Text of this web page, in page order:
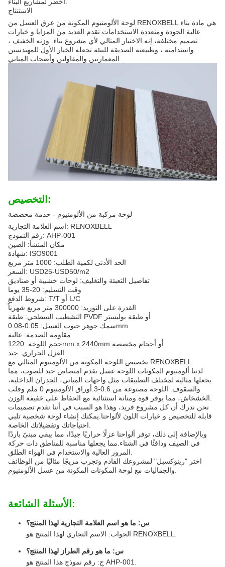
الاستنتاج
لوحة الألومنيوم المكونة من عرق العسل من RENOXBELL هي مادة بناء
عالية الجودة ومتعددة الاستخدامات تقدم العديد من المزايا.و خيارات
تصميم مختلفة، إنه الاختيار المثالي لأي مشروع بناء. وزنه الخفيف ،
واستدامته ، وطبيعته الصديقة للبيئة تجعله الخيار الأول للمهندسين
التخصيص:
لوحة مركبة من الألومنيوم - خدمة مخصصة
اسم العلامة التجارية: RENOXBELL
رقم النموذج: AHP-001
مكان المنشأ: الصين
شهادة: ISO9001
الحد الأدنى لكمية الطلب: 1000 متر مربع
السعر: USD25-USD50/m2
تفاصيل التعبئة والتغليف: لوحات خشبية أو صناديق
وقت التسليم: 20-35 يوما
شروط الدفع: T/T أو L/C
القدرة على التوريد: 300000 متر مربع شهرياً
التشطيب السطحي: طبقة PVDF أو طبقة بوليستر
سمك جوهر حبوب العسل: 0.05-0.08mm
مقاومة الصدمة: عالية
حجم اللوحة: 1220mm x 2440mm أو أحجام مخصصة
العزل الحراري: جيد
تخصيص اللوحة المكونة من الألومنيوم المثالي مع RENOXBELL
لدينا ألومنيوم المكونات اللوحة عسل يقدم امتصاص جيد للصوت، مما
يجعلها مثالية لمختلف التطبيقات مثل واجهات المباني، الجدران الداخلية،
والسقوف. اللوحة مصنوعة من 0.6-3.أوراق الألومنيوم 0 ملم وقلب
نحن ندرك أن كل مشروع فريد، وهذا هو السبب في أننا نقدم تصميمات
قابلة للتخصيص و خيارات اللون لألواحنا.يمكنك إنشاء لوحة شخصية تلبي
وبالإضافة إلى ذلك، توفر ألواحنا عزلًا حراريًا جيدًا، مما يبقي مبنىً باردًا
في الصيف ودافئًا في الشتاء.مما يجعلها مناسبة للمناطق ذات حركة
اختر "رينوكسبل" لمشروعك القادم وتجرب مزيجًا مثاليًا من الوظائف
الأسئلة الشائعة:
س: ما هو اسم العلامة التجارية لهذا المنتج؟
الجواب: الاسم التجاري لهذا المنتج هو RENOXBELL.
س: ما هو رقم الطراز لهذا المنتج؟
ج: رقم نموذج هذا المنتج هو AHP-001.